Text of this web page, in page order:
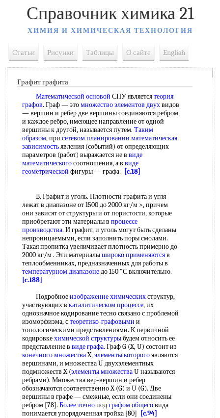
Справочник химика 21
ХИМИЯ И ХИМИЧЕСКАЯ ТЕХНОЛОГИЯ
Статьи Рисунки Таблицы О сайте English
Графит графита
Математической основой СПУ являетсятеория
графов. Граф — этомножество элементов двухвидов
— вершин и ребер две вершины соединяются ребром,
и каждое ребро, имеющее направление от одной
вершины к другой, называется путем. Таким
образом, при сетевом планировании математическая
зависимостьявления (событий) от определяющих
параметров (работ) выражается не в виде
математическогосоотношения, а в виде
геометрической фигуры — графа. [c.18]
B. Графит и уголь. Плотности графита и угля
лежат в диапазоне от 1500 до 2000 кг/м >, причем
они зависят от структуры и от пористости, которые
приобретают эти материалы в процессе
производства. И графит, и уголь могут быть сделаны
непроницаемыми, если заполнить поры смолами.
Такая пропитка увеличивает плотность примерно до
2000 кг/м . Эти материалышироко применяютсяв
теплообменниках, предназначенных для работы в
температурном диапазонедо 150 "С включительно.
[c.188]
Подробноеизображение химическихструктур,
участвующих в каталитическом процессе, их
однозначное кодирование тесно связано с проблемой
изоморфизма, стеоретико-графовыми и
топологическими представлениями. К первичной
кодировкехимической структурыбудем относить ее
представление в виде графа. Граф G (X, U) состоит из
конечного множестваX,элементы которогоявляются
вершинами, и множества U двухэлементных
подмножеств X (элементы множестваU называются
ребрами). Множества вер-вершин и ребер
обозначаются соответственно X (G) и U (G). Две
вершины в графе — смежные, если они соединены
ребром [78]. Более точноподграфом общеговида
понимается упорядоченная тройка [80]
[c.94]